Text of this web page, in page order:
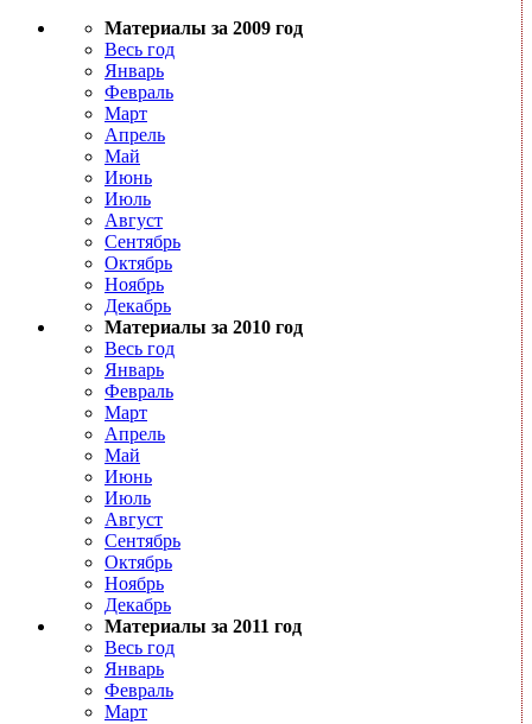
Материалы за 2009 год
Весь год
Январь
Февраль
Март
Апрель
Май
Июнь
Июль
Август
Сентябрь
Октябрь
Ноябрь
Декабрь
Материалы за 2010 год
Весь год
Январь
Февраль
Март
Апрель
Май
Июнь
Июль
Август
Сентябрь
Октябрь
Ноябрь
Декабрь
Материалы за 2011 год
Весь год
Январь
Февраль
Март